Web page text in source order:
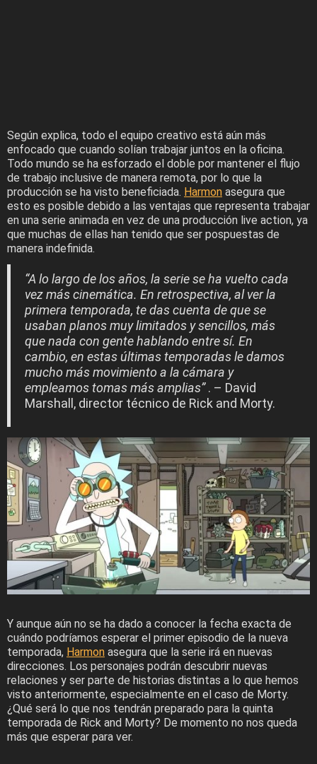
Según explica, todo el equipo creativo está aún más
enfocado que cuando solían trabajar juntos en la oficina.
Todo mundo se ha esforzado el doble por mantener el flujo
de trabajo inclusive de manera remota, por lo que la
producción se ha visto beneficiada. Harmon asegura que
esto es posible debido a las ventajas que representa trabajar
en una serie animada en vez de una producción live action, ya
que muchas de ellas han tenido que ser pospuestas de
manera indefinida.
“A lo largo de los años, la serie se ha vuelto cada
vez más cinemática. En retrospectiva, al ver la
primera temporada, te das cuenta de que se
usaban planos muy limitados y sencillos, más
que nada con gente hablando entre sí. En
cambio, en estas últimas temporadas le damos
mucho más movimiento a la cámara y
empleamos tomas más amplias”. – David
Marshall, director técnico de Rick and Morty.
Y aunque aún no se ha dado a conocer la fecha exacta de
cuándo podríamos esperar el primer episodio de la nueva
temporada, Harmon asegura que la serie irá en nuevas
direcciones. Los personajes podrán descubrir nuevas
relaciones y ser parte de historias distintas a lo que hemos
visto anteriormente, especialmente en el caso de Morty.
¿Qué será lo que nos tendrán preparado para la quinta
temporada de Rick and Morty? De momento no nos queda
más que esperar para ver.